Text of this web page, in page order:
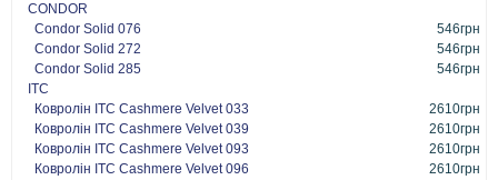
CONDOR
Condor Solid 076
546грн
Condor Solid 272
546грн
Condor Solid 285
546грн
ITC
Ковролін ITC Cashmere Velvet 033
2610грн
Ковролін ITC Cashmere Velvet 039
2610грн
Ковролін ITC Cashmere Velvet 093
2610грн
Ковролін ITC Cashmere Velvet 096
2610грн